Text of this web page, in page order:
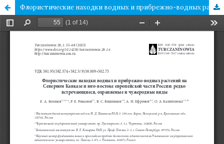
Флористические находки водных и прибрежно-водных растений на Северном Кавказе и юго-востоке европейской части России: редко встречающиеся, охраняемые и чужеродные виды